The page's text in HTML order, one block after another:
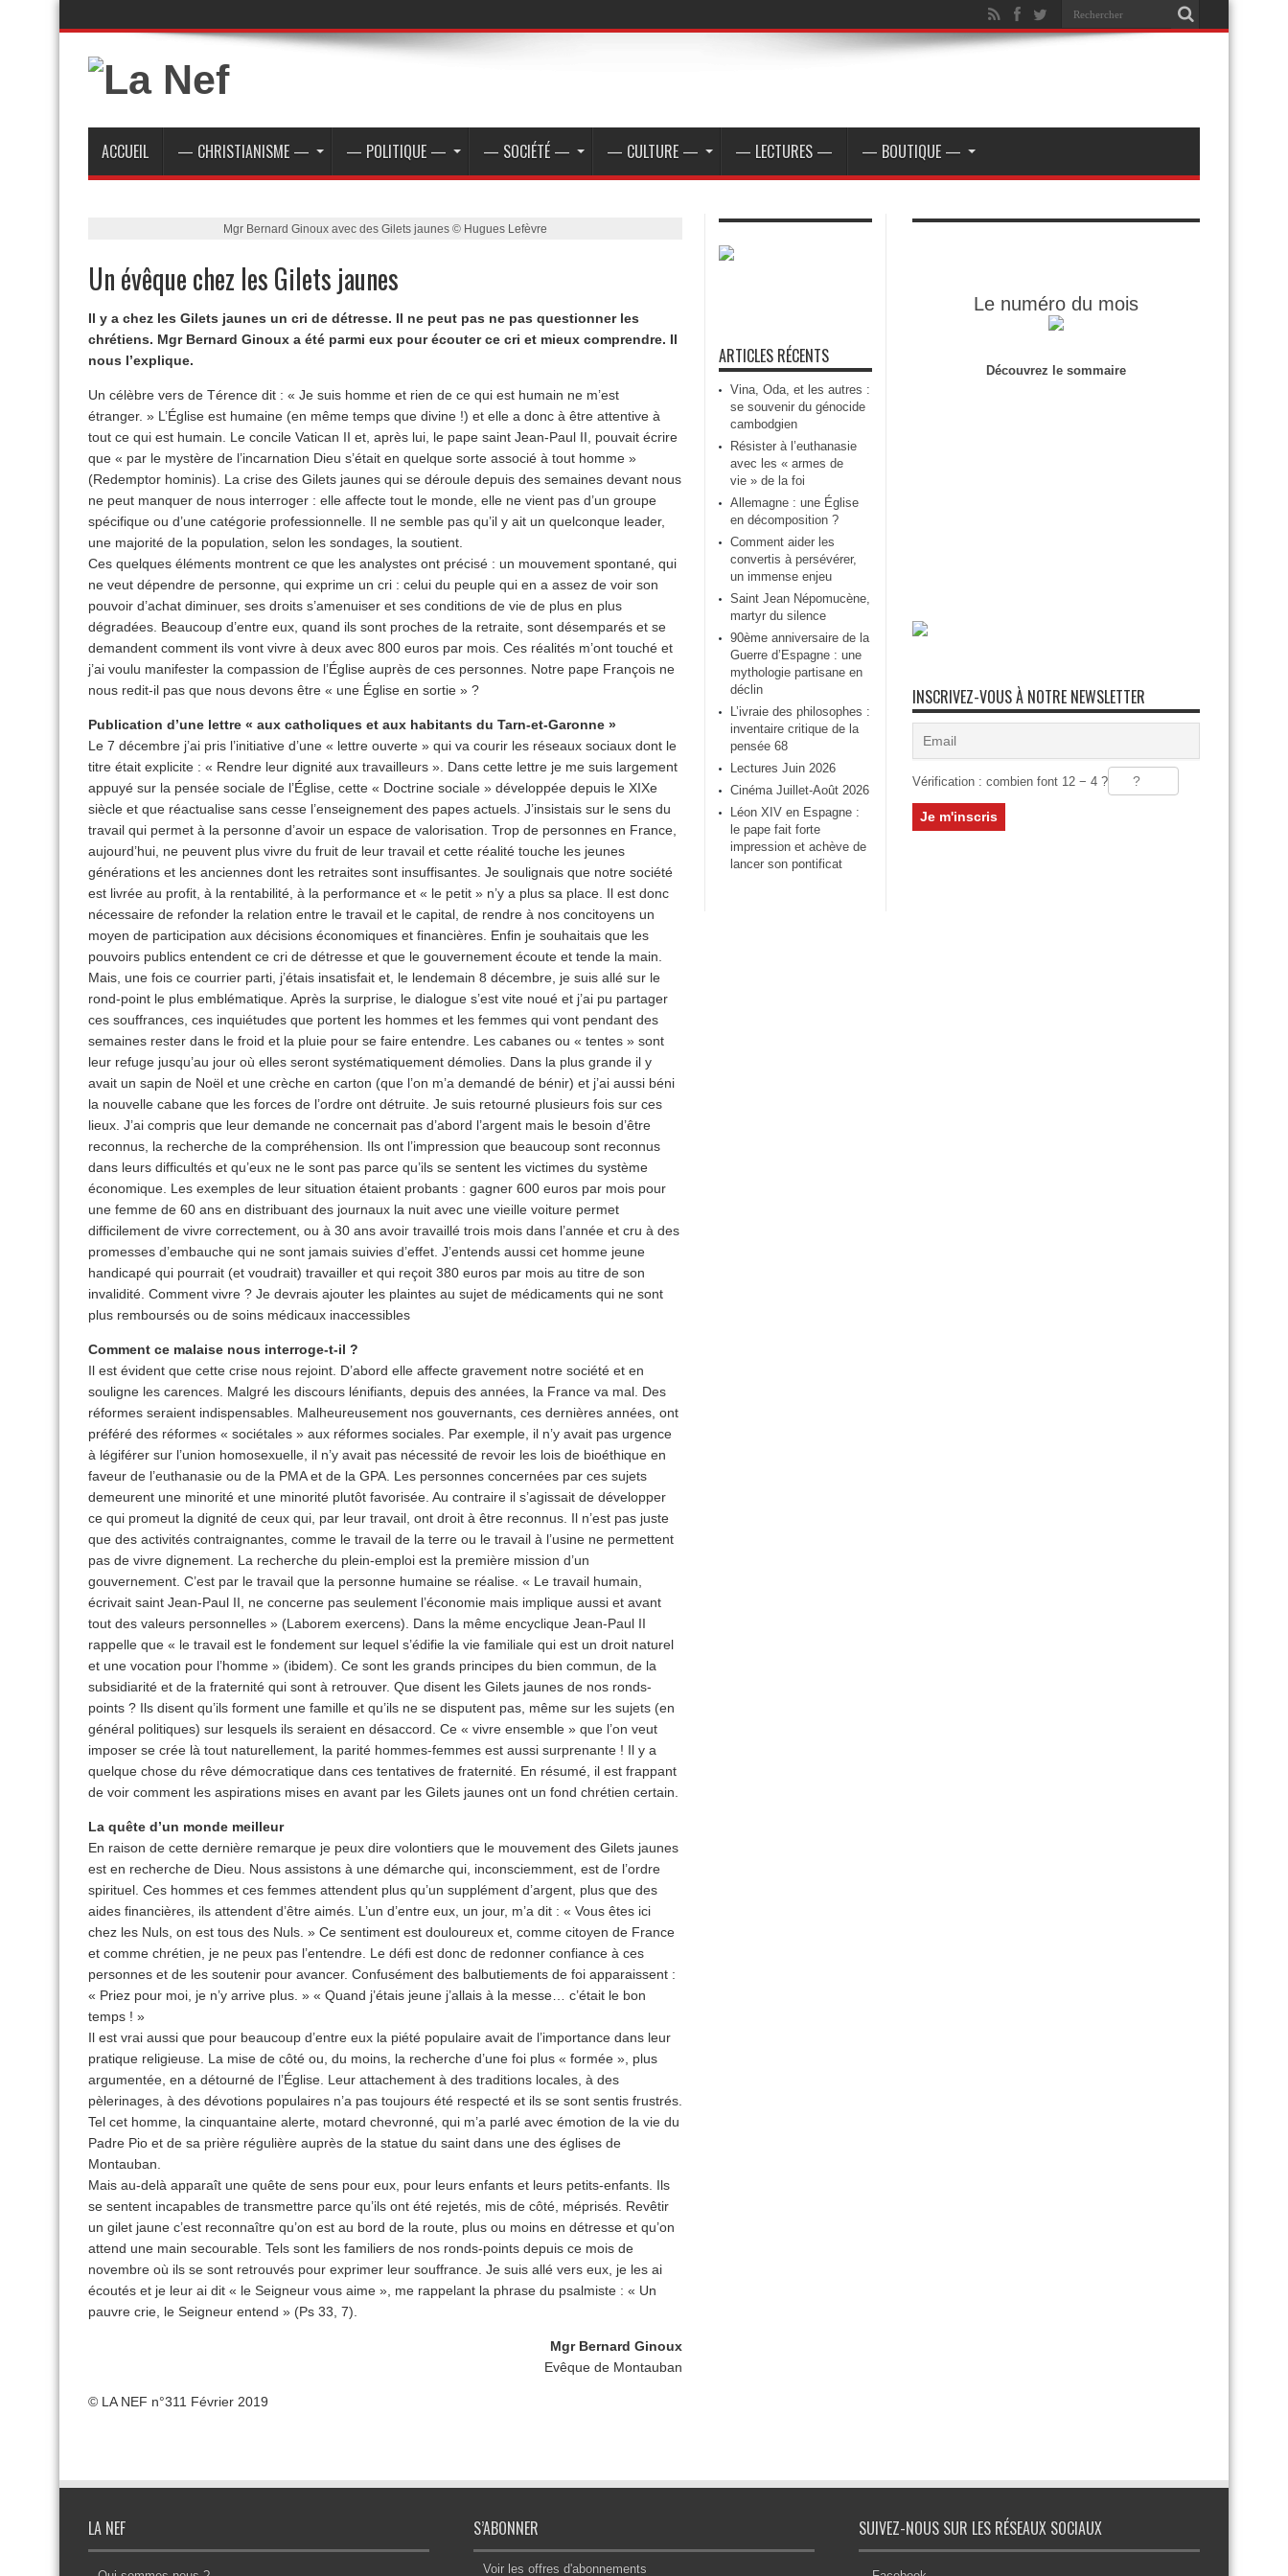
ACCUEIL — CHRISTIANISME — — POLITIQUE — — SOCIÉTÉ — — CULTURE — — LECTURES — — BOUTIQUE —
Mgr Bernard Ginoux avec des Gilets jaunes © Hugues Lefèvre
Un évêque chez les Gilets jaunes
Il y a chez les Gilets jaunes un cri de détresse. Il ne peut pas ne pas questionner les
chrétiens. Mgr Bernard Ginoux a été parmi eux pour écouter ce cri et mieux comprendre. Il
nous l’explique.
Un célèbre vers de Térence dit : « Je suis homme et rien de ce qui est humain ne m’est
étranger. » L’Église est humaine (en même temps que divine !) et elle a donc à être attentive à
tout ce qui est humain. Le concile Vatican II et, après lui, le pape saint Jean-Paul II, pouvait écrire
que « par le mystère de l’incarnation Dieu s’était en quelque sorte associé à tout homme »
(Redemptor hominis). La crise des Gilets jaunes qui se déroule depuis des semaines devant nous
ne peut manquer de nous interroger : elle affecte tout le monde, elle ne vient pas d’un groupe
spécifique ou d’une catégorie professionnelle. Il ne semble pas qu’il y ait un quelconque leader,
une majorité de la population, selon les sondages, la soutient.
Ces quelques éléments montrent ce que les analystes ont précisé : un mouvement spontané, qui
ne veut dépendre de personne, qui exprime un cri : celui du peuple qui en a assez de voir son
pouvoir d’achat diminuer, ses droits s’amenuiser et ses conditions de vie de plus en plus
dégradées. Beaucoup d’entre eux, quand ils sont proches de la retraite, sont désemparés et se
demandent comment ils vont vivre à deux avec 800 euros par mois. Ces réalités m’ont touché et
j’ai voulu manifester la compassion de l’Église auprès de ces personnes. Notre pape François ne
nous redit-il pas que nous devons être « une Église en sortie » ?
Publication d’une lettre « aux catholiques et aux habitants du Tarn-et-Garonne »
Le 7 décembre j’ai pris l’initiative d’une « lettre ouverte » qui va courir les réseaux sociaux dont le
titre était explicite : « Rendre leur dignité aux travailleurs ». Dans cette lettre je me suis largement
appuyé sur la pensée sociale de l’Église, cette « Doctrine sociale » développée depuis le XIXe
siècle et que réactualise sans cesse l’enseignement des papes actuels. J’insistais sur le sens du
travail qui permet à la personne d’avoir un espace de valorisation. Trop de personnes en France,
aujourd’hui, ne peuvent plus vivre du fruit de leur travail et cette réalité touche les jeunes
générations et les anciennes dont les retraites sont insuffisantes. Je soulignais que notre société
est livrée au profit, à la rentabilité, à la performance et « le petit » n’y a plus sa place. Il est donc
nécessaire de refonder la relation entre le travail et le capital, de rendre à nos concitoyens un
moyen de participation aux décisions économiques et financières. Enfin je souhaitais que les
pouvoirs publics entendent ce cri de détresse et que le gouvernement écoute et tende la main.
Mais, une fois ce courrier parti, j’étais insatisfait et, le lendemain 8 décembre, je suis allé sur le
rond-point le plus emblématique. Après la surprise, le dialogue s’est vite noué et j’ai pu partager
ces souffrances, ces inquiétudes que portent les hommes et les femmes qui vont pendant des
semaines rester dans le froid et la pluie pour se faire entendre. Les cabanes ou « tentes » sont
leur refuge jusqu’au jour où elles seront systématiquement démolies. Dans la plus grande il y
avait un sapin de Noël et une crèche en carton (que l’on m’a demandé de bénir) et j’ai aussi béni
la nouvelle cabane que les forces de l’ordre ont détruite. Je suis retourné plusieurs fois sur ces
lieux. J’ai compris que leur demande ne concernait pas d’abord l’argent mais le besoin d’être
reconnus, la recherche de la compréhension. Ils ont l’impression que beaucoup sont reconnus
dans leurs difficultés et qu’eux ne le sont pas parce qu’ils se sentent les victimes du système
économique. Les exemples de leur situation étaient probants : gagner 600 euros par mois pour
une femme de 60 ans en distribuant des journaux la nuit avec une vieille voiture permet
difficilement de vivre correctement, ou à 30 ans avoir travaillé trois mois dans l’année et cru à des
promesses d’embauche qui ne sont jamais suivies d’effet. J’entends aussi cet homme jeune
handicapé qui pourrait (et voudrait) travailler et qui reçoit 380 euros par mois au titre de son
invalidité. Comment vivre ? Je devrais ajouter les plaintes au sujet de médicaments qui ne sont
plus remboursés ou de soins médicaux inaccessibles
Comment ce malaise nous interroge-t-il ?
Il est évident que cette crise nous rejoint. D’abord elle affecte gravement notre société et en
souligne les carences. Malgré les discours lénifiants, depuis des années, la France va mal. Des
réformes seraient indispensables. Malheureusement nos gouvernants, ces dernières années, ont
préféré des réformes « sociétales » aux réformes sociales. Par exemple, il n’y avait pas urgence
à légiférer sur l’union homosexuelle, il n’y avait pas nécessité de revoir les lois de bioéthique en
faveur de l’euthanasie ou de la PMA et de la GPA. Les personnes concernées par ces sujets
demeurent une minorité et une minorité plutôt favorisée. Au contraire il s’agissait de développer
ce qui promeut la dignité de ceux qui, par leur travail, ont droit à être reconnus. Il n’est pas juste
que des activités contraignantes, comme le travail de la terre ou le travail à l’usine ne permettent
pas de vivre dignement. La recherche du plein-emploi est la première mission d’un
gouvernement. C’est par le travail que la personne humaine se réalise. « Le travail humain,
écrivait saint Jean-Paul II, ne concerne pas seulement l’économie mais implique aussi et avant
tout des valeurs personnelles » (Laborem exercens). Dans la même encyclique Jean-Paul II
rappelle que « le travail est le fondement sur lequel s’édifie la vie familiale qui est un droit naturel
et une vocation pour l’homme » (ibidem). Ce sont les grands principes du bien commun, de la
subsidiarité et de la fraternité qui sont à retrouver. Que disent les Gilets jaunes de nos ronds-
points ? Ils disent qu’ils forment une famille et qu’ils ne se disputent pas, même sur les sujets (en
général politiques) sur lesquels ils seraient en désaccord. Ce « vivre ensemble » que l’on veut
imposer se crée là tout naturellement, la parité hommes-femmes est aussi surprenante ! Il y a
quelque chose du rêve démocratique dans ces tentatives de fraternité. En résumé, il est frappant
de voir comment les aspirations mises en avant par les Gilets jaunes ont un fond chrétien certain.
La quête d’un monde meilleur
En raison de cette dernière remarque je peux dire volontiers que le mouvement des Gilets jaunes
est en recherche de Dieu. Nous assistons à une démarche qui, inconsciemment, est de l’ordre
spirituel. Ces hommes et ces femmes attendent plus qu’un supplément d’argent, plus que des
aides financières, ils attendent d’être aimés. L’un d’entre eux, un jour, m’a dit : « Vous êtes ici
chez les Nuls, on est tous des Nuls. » Ce sentiment est douloureux et, comme citoyen de France
et comme chrétien, je ne peux pas l’entendre. Le défi est donc de redonner confiance à ces
personnes et de les soutenir pour avancer. Confusément des balbutiements de foi apparaissent :
« Priez pour moi, je n’y arrive plus. » « Quand j’étais jeune j’allais à la messe… c’était le bon
temps ! »
Il est vrai aussi que pour beaucoup d’entre eux la piété populaire avait de l’importance dans leur
pratique religieuse. La mise de côté ou, du moins, la recherche d’une foi plus « formée », plus
argumentée, en a détourné de l’Église. Leur attachement à des traditions locales, à des
pèlerinages, à des dévotions populaires n’a pas toujours été respecté et ils se sont sentis frustrés.
Tel cet homme, la cinquantaine alerte, motard chevronné, qui m’a parlé avec émotion de la vie du
Padre Pio et de sa prière régulière auprès de la statue du saint dans une des églises de
Montauban.
Mais au-delà apparaît une quête de sens pour eux, pour leurs enfants et leurs petits-enfants. Ils
se sentent incapables de transmettre parce qu’ils ont été rejetés, mis de côté, méprisés. Revêtir
un gilet jaune c’est reconnaître qu’on est au bord de la route, plus ou moins en détresse et qu’on
attend une main secourable. Tels sont les familiers de nos ronds-points depuis ce mois de
novembre où ils se sont retrouvés pour exprimer leur souffrance. Je suis allé vers eux, je les ai
écoutés et je leur ai dit « le Seigneur vous aime », me rappelant la phrase du psalmiste : « Un
pauvre crie, le Seigneur entend » (Ps 33, 7).
Mgr Bernard Ginoux
Evêque de Montauban
© LA NEF n°311 Février 2019
ARTICLES RÉCENTS
Vina, Oda, et les autres :
se souvenir du génocide
cambodgien
Résister à l’euthanasie
avec les « armes de
vie » de la foi
Allemagne : une Église
en décomposition ?
Comment aider les
convertis à persévérer,
un immense enjeu
Saint Jean Népomucène,
martyr du silence
90ème anniversaire de la
Guerre d’Espagne : une
mythologie partisane en
déclin
L’ivraie des philosophes :
inventaire critique de la
pensée 68
Lectures Juin 2026
Cinéma Juillet-Août 2026
Léon XIV en Espagne :
le pape fait forte
impression et achève de
lancer son pontificat
Le numéro du mois
Découvrez le sommaire
INSCRIVEZ-VOUS À NOTRE NEWSLETTER
Vérification : combien font 12 − 4 ?
LA NEF S’ABONNER
Voir les offres d'abonnements
SUIVEZ-NOUS SUR LES RÉSEAUX SOCIAUX